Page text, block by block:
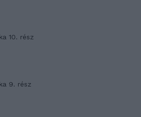
10. rész
9. rész